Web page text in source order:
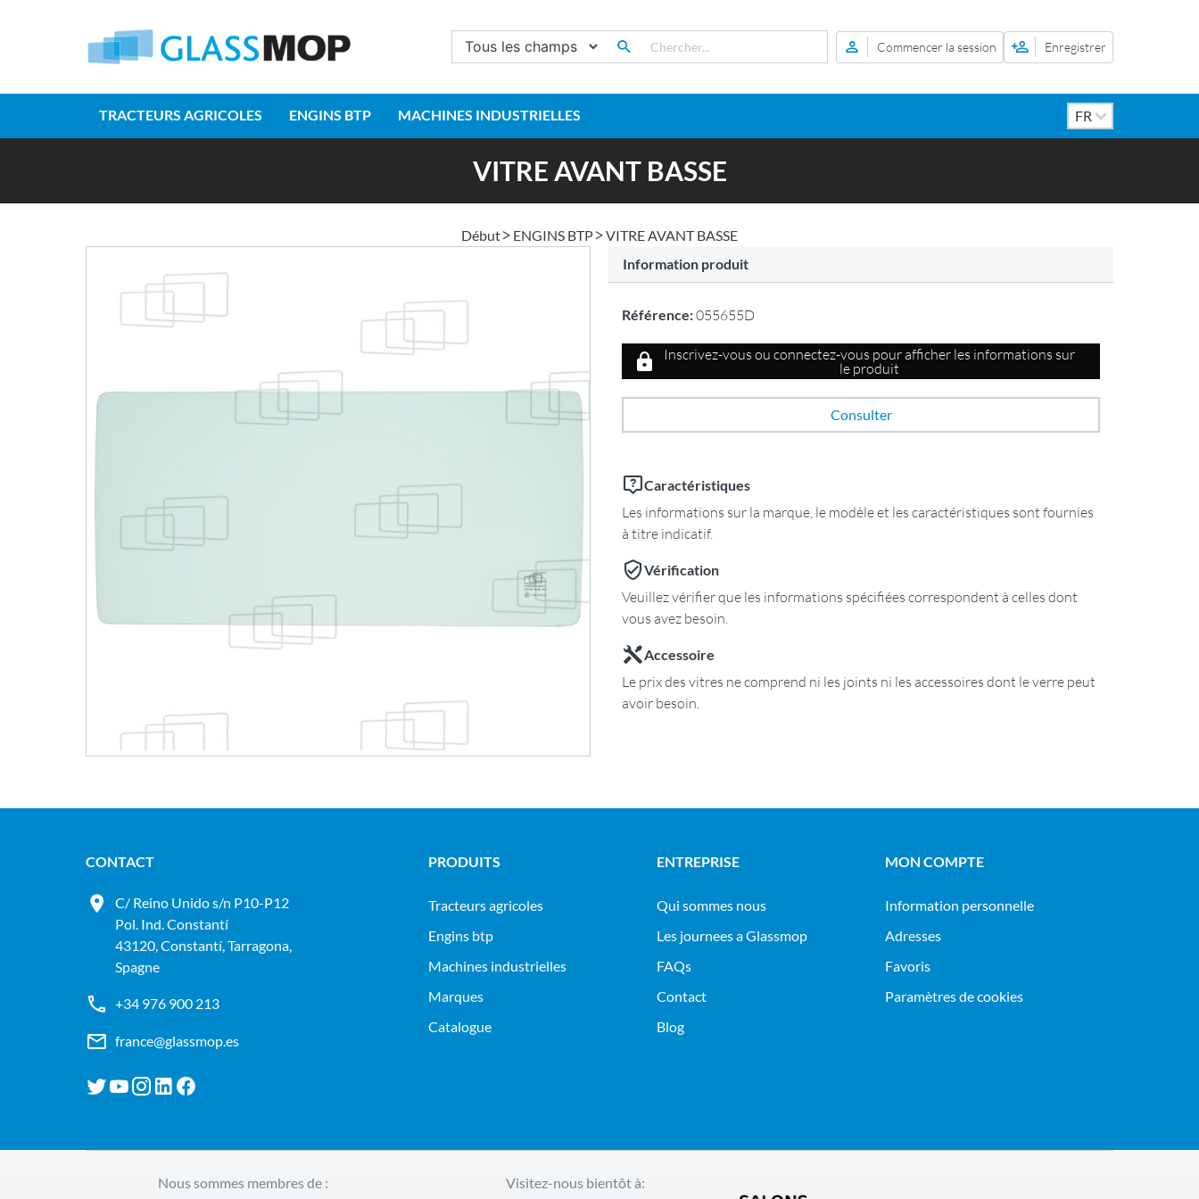
Commencer la session Enregistrer
TRACTEURS AGRICOLES ENGINS BTP MACHINES INDUSTRIELLES
VITRE AVANT BASSE
Début ENGINS BTP
VITRE AVANT BASSE
Information produit
Référence:055655D
Inscrivez-vous ou connectez-vous pour afficher les informations sur
le produit
Consulter
Caractéristiques
Les informations sur la marque, le modèle et les caractéristiques sont fournies
à titre indicatif.
Vérification
Veuillez vérifier que les informations spécifiées correspondent à celles dont
vous avez besoin.
Accessoire
Le prix des vitres ne comprend ni les joints ni les accessoires dont le verre peut
avoir besoin.
CONTACT
C/ Reino Unido s/n P10-P12
Pol. Ind. Constantí
43120, Constantí, Tarragona,
Spagne
+34 976 900 213
france@glassmop.es
PRODUITS
tracteurs agricoles
engins btp
machines industrielles
Marques
Catalogue
ENTREPRISE
Qui sommes nous
Les journees a Glassmop
FAQs
Contact
Blog
MON COMPTE
Information personnelle
Adresses
Favoris
Paramètres de cookies
Nous sommes membres de : Visitez-nous bientôt à: